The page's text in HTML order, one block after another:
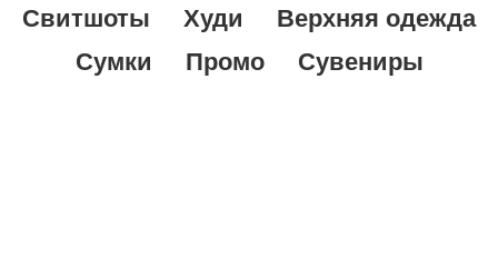
Свитшоты
Худи
Верхняя одежда
Сумки
Промо Сувениры